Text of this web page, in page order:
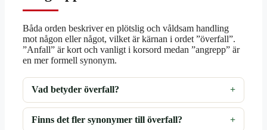
Båda orden beskriver en plötslig och våldsam handling
mot någon eller något, vilket är kärnan i ordet ”överfall”.
”Anfall” är kort och vanligt i korsord medan ”angrepp” är
en mer formell synonym.
Vad betyder överfall?
Finns det fler synonymer till överfall?